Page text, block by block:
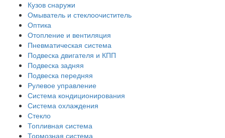
Кузов снаружи
Омыватель и стеклоочиститель
Оптика
Отопление и вентиляция
Пневматическая система
Подвеска двигателя и КПП
Подвеска задняя
Подвеска передняя
Рулевое управление
Система кондиционирования
Система охлаждения
Стекло
Топливная система
Тормозная система